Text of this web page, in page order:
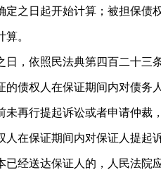
定之日起开始计算；被担保债
。
，依照民法典第四百二十三
权人在保证期间内对债务
未再行提起诉讼或者申请仲裁
保证期间内对保证人提起
已经送达保证人的，人民法院